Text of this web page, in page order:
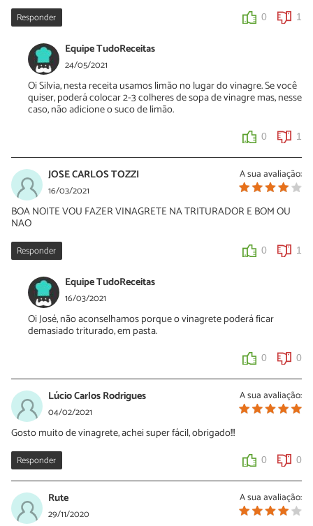
Responder 0 1
Equipe TudoReceitas
24/05/2021
Oi Silvia, nesta receita usamos limão no lugar do vinagre. Se você
quiser, poderá colocar 2-3 colheres de sopa de vinagre mas, nesse
caso, não adicione o suco de limão.
0 1
A sua avaliação:
JOSE CARLOS TOZZI
16/03/2021
BOA NOITE VOU FAZER VINAGRETE NA TRITURADOR E BOM OU
NAO
Responder 0 1
Equipe TudoReceitas
16/03/2021
Oi José, não aconselhamos porque o vinagrete poderá ficar
demasiado triturado, em pasta.
0 0
A sua avaliação:
Lúcio Carlos Rodrigues
04/02/2021
Gosto muito de vinagrete, achei super fácil, obrigado!!!
Responder 0 0
A sua avaliação:
Rute
29/11/2020